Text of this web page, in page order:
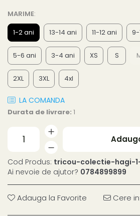
MARIME:
1-2 ani
13-14 ani 11-12 ani 9-
5-6 ani 3-4 ani XS S
2XL 3XL 4xl
LA COMANDA
Durata de livrare: 1
Cod Produs: tricou-colectie-hagi-
Ai nevoie de ajutor? 0784899899
Adauga la Favorite Cere